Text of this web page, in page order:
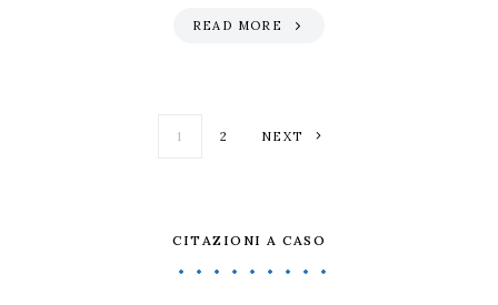
READ MORE
Paginazione
1 2 NEXT
CITAZIONI A CASO